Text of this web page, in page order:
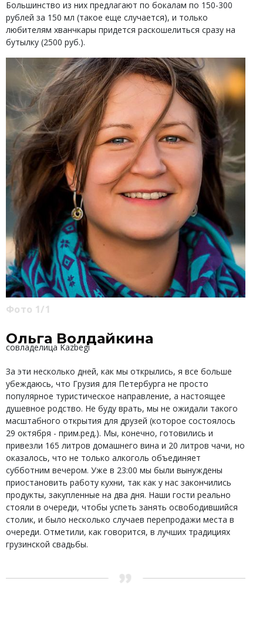
Большинство из них предлагают по бокалам по 150-300
рублей за 150 мл (такое еще случается), и только
любителям хванчкары придется раскошелиться сразу на
бутылку (2500 руб.).
Фото 1/1
Ольга Волдайкина
совладелица Kazbegi
За эти несколько дней, как мы открылись, я все больше
убеждаюсь, что Грузия для Петербурга не просто
популярное туристическое направление, а настоящее
душевное родство. Не буду врать, мы не ожидали такого
масштабного открытия для друзей (которое состоялось
29 октября - прим.ред.). Мы, конечно, готовились и
привезли 165 литров домашнего вина и 20 литров чачи, но
оказалось, что не только алкоголь объединяет
субботним вечером. Уже в 23:00 мы были вынуждены
приостановить работу кухни, так как у нас закончились
продукты, закупленные на два дня. Наши гости реально
стояли в очереди, чтобы успеть занять освободившийся
столик, и было несколько случаев перепродажи места в
очереди. Отметили, как говорится, в лучших традициях
грузинской свадьбы.